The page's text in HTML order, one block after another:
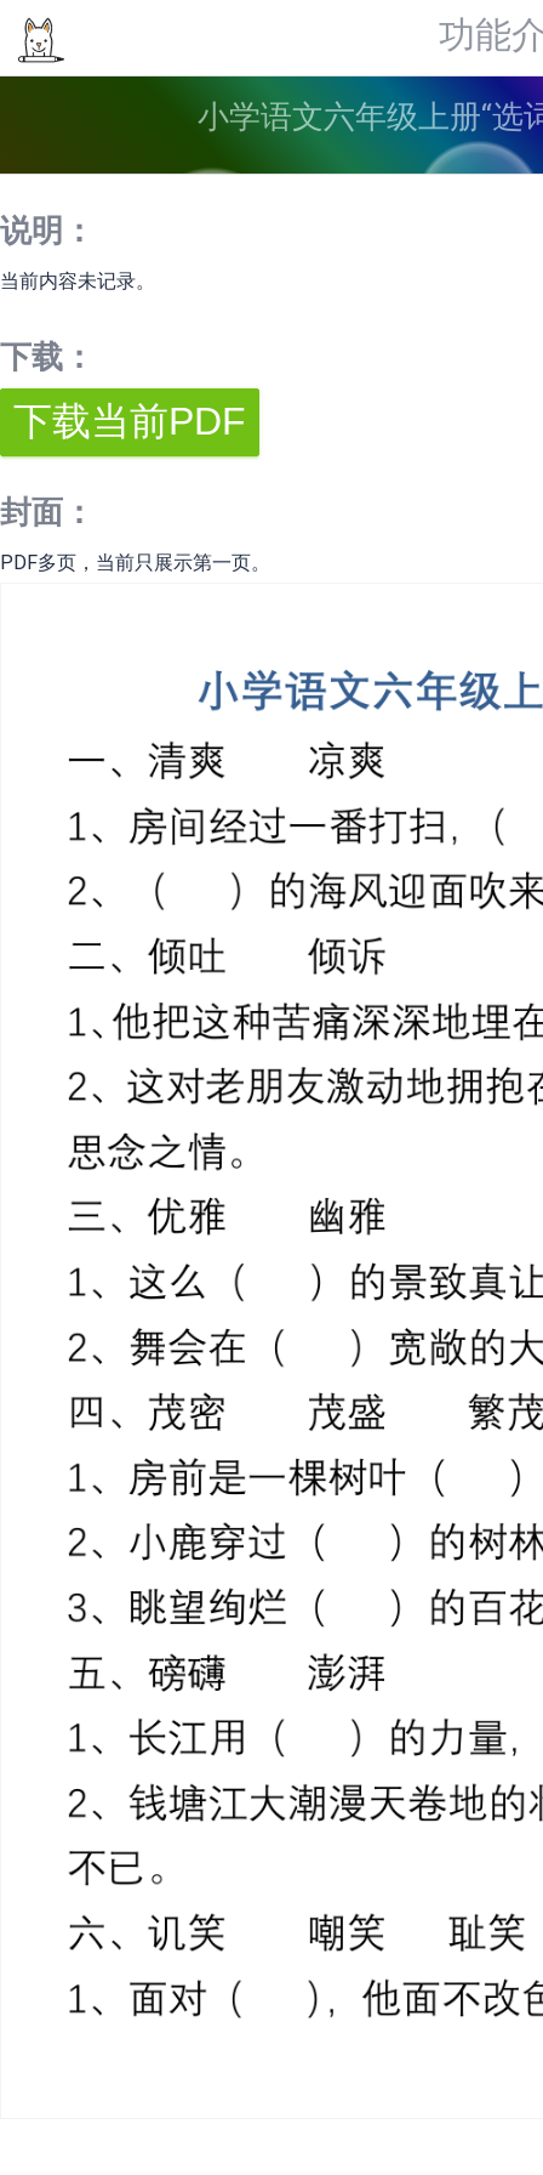
功能
小学语文六年级上册“选
说明：
当前内容未记录。
下载：
封面：
PDF多页，当前只展示第一页。